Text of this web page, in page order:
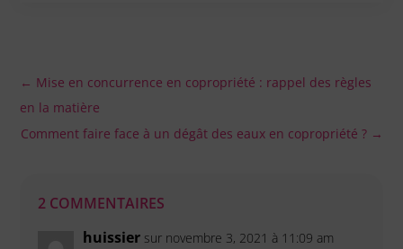
← Mise en concurrence en copropriété : rappel des règles
en la matière
Comment faire face à un dégât des eaux en copropriété ?→
2 COMMENTAIRES
huissier sur novembre 3, 2021 à 11:09 am